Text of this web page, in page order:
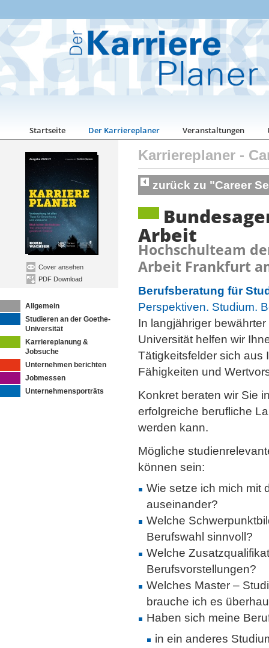
Startseite Der Karriereplaner Veranstaltungen
Cover ansehen
PDF Download
Allgemein
Studieren an der Goethe-
Universität
Karriereplanung &
Jobsuche
Unternehmen berichten
Jobmessen
Unternehmensporträts
Karriereplaner -
zurück zu "Career
Arbeit
Hochschulteam
Arbeit Frankfurt
Berufsberatung für
Perspektiven. Studium.
In langjähriger
Universität helfen wir
Tätigkeitsfelder sich aus
Fähigkeiten und
Konkret beraten wir Sie
erfolgreiche berufliche
werden kann.
Mögliche
können sein:
Wie setze ich mich mit
auseinander?
Welche
Berufswahl sinnvoll?
Welche
Berufsvorstellungen?
Welches Master –
brauche ich es
Haben sich meine
in ein anderes